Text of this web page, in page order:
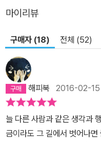
마이리뷰
구매자 (18) 전체 (52)
해피북 2016-02-15
늘 다른 사람과 같은 생각과
금이라도 그 길에서 벗어나